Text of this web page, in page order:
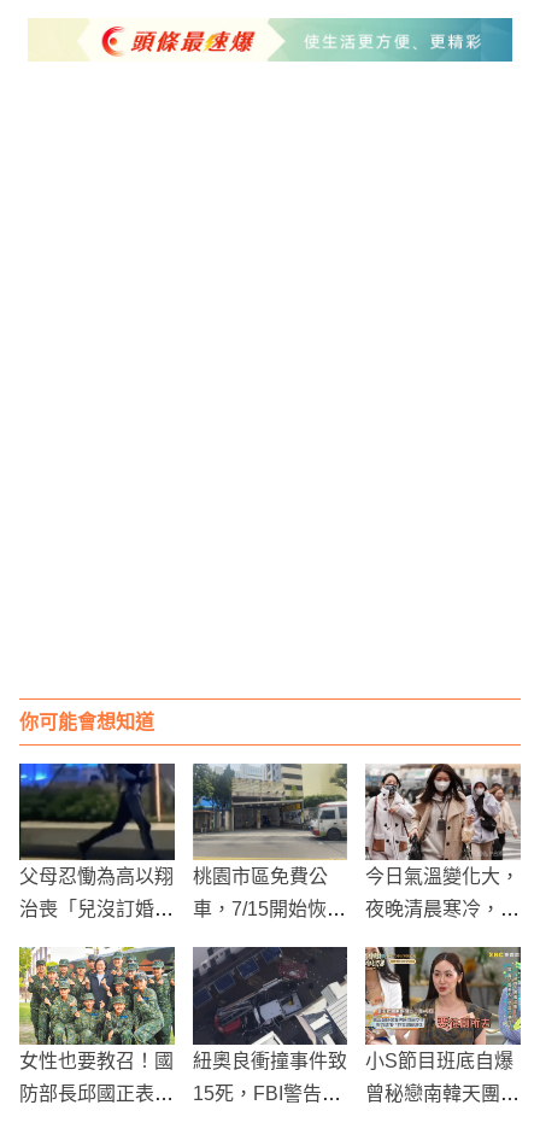
你可能會想知道
父母忍慟為高以翔
治喪「兒沒訂婚沒
永眠
桃園市區免費公
車，7/15開始恢復
今日氣溫變化大，
夜晚清晨寒冷，降
女性也要教召！國
防部長邱國正表
紐奧良衝撞事件致
15死，FBI警告恐
小S節目班底自爆
曾秘戀南韓天團，